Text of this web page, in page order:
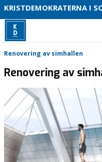
KRISTDEMOKRATERNA I
HEM
ENGAGERA DIG
KALENDARIUM
MEDIA
Renovering av simhallen
Renovering av